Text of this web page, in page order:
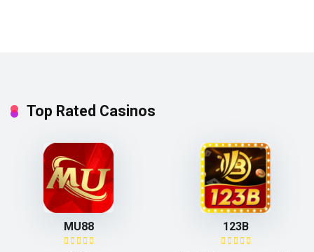
Top Rated Casinos
MU88 123B